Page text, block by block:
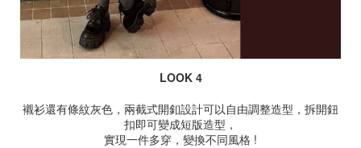
LOOK 4
襯衫還有條紋灰色，兩截式開釦設計可以自由調整造型，拆開鈕
扣即可變成短版造型，
實現一件多穿，變換不同風格 !